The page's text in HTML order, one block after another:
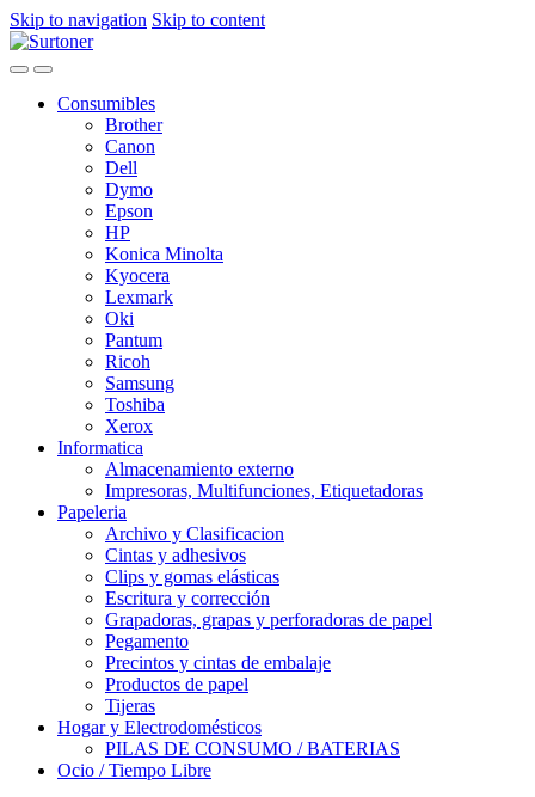
Skip to navigation Skip to content
Consumibles
Brother
Canon
Dell
Dymo
Epson
HP
Konica Minolta
Kyocera
Lexmark
Oki
Pantum
Ricoh
Samsung
Toshiba
Xerox
Informatica
Almacenamiento externo
Impresoras, Multifunciones, Etiquetadoras
Papeleria
Archivo y Clasificacion
Cintas y adhesivos
Clips y gomas elásticas
Escritura y corrección
Grapadoras, grapas y perforadoras de papel
Pegamento
Precintos y cintas de embalaje
Productos de papel
Tijeras
Hogar y Electrodomésticos
PILAS DE CONSUMO / BATERIAS
Ocio / Tiempo Libre